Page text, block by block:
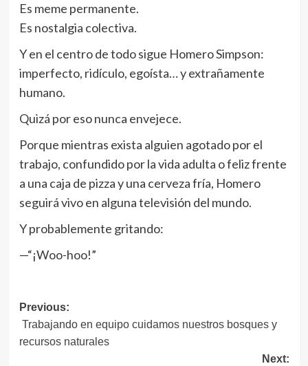
Es meme permanente.
Es nostalgia colectiva.
Y en el centro de todo sigue Homero Simpson:
imperfecto, ridículo, egoísta… y extrañamente
humano.
Quizá por eso nunca envejece.
Porque mientras exista alguien agotado por el
trabajo, confundido por la vida adulta o feliz frente
a una caja de pizza y una cerveza fría, Homero
seguirá vivo en alguna televisión del mundo.
Y probablemente gritando:
—“¡Woo-hoo!”
Navegación
de
Previous:
Trabajando en equipo cuidamos nuestros bosques y
recursos naturales
Next: